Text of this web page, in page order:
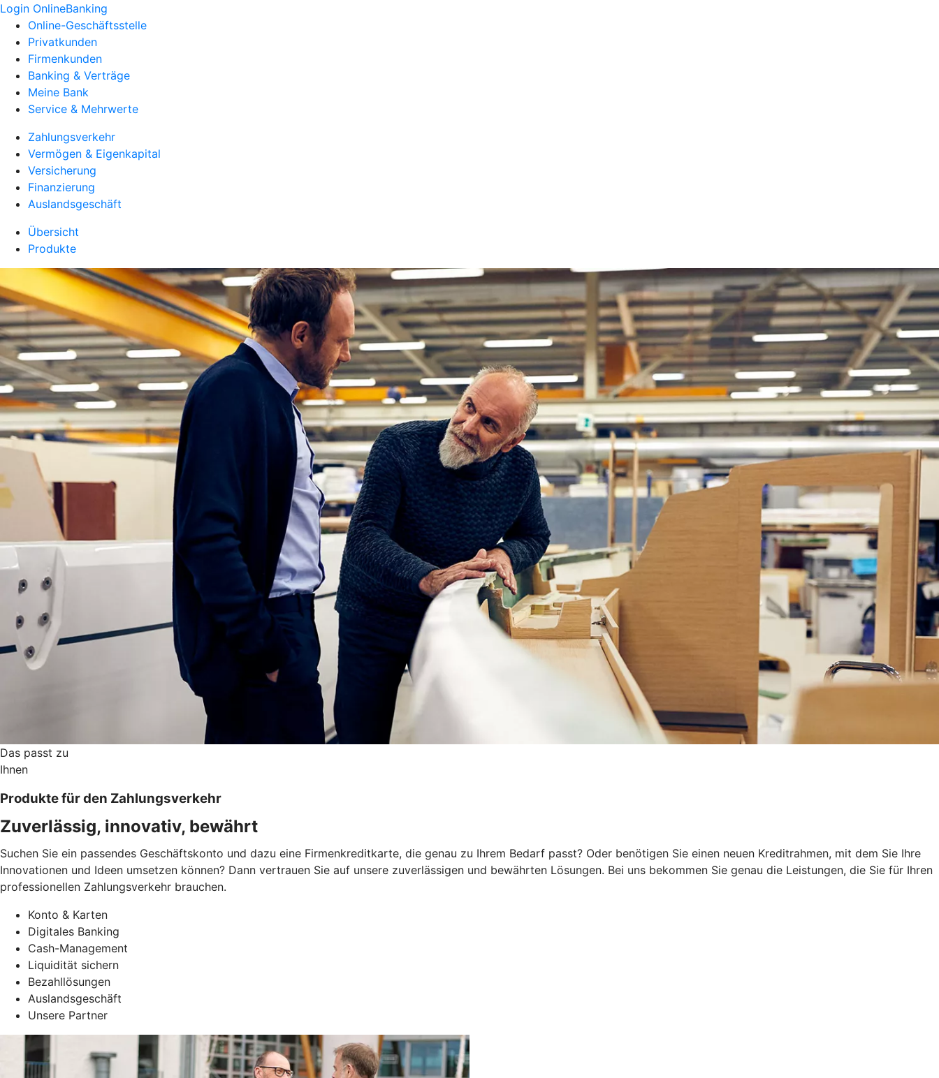
Login OnlineBanking
Online-Geschäftsstelle
Privatkunden
Firmenkunden
Banking & Verträge
Meine Bank
Service & Mehrwerte
Zahlungsverkehr
Vermögen & Eigenkapital
Versicherung
Finanzierung
Auslandsgeschäft
Übersicht
Produkte
Das passt zu
Ihnen
Produkte für den Zahlungsverkehr
Zuverlässig, innovativ, bewährt
Suchen Sie ein passendes Geschäftskonto und dazu eine Firmenkreditkarte, die genau zu Ihrem Bedarf passt? Oder benötigen Sie einen neuen Kreditrahmen, mit dem Sie Ihre
Innovationen und Ideen umsetzen können? Dann vertrauen Sie auf unsere zuverlässigen und bewährten Lösungen. Bei uns bekommen Sie genau die Leistungen, die Sie für Ihren
professionellen Zahlungsverkehr brauchen.
Konto & Karten
Digitales Banking
Cash-Management
Liquidität sichern
Bezahllösungen
Auslandsgeschäft
Unsere Partner